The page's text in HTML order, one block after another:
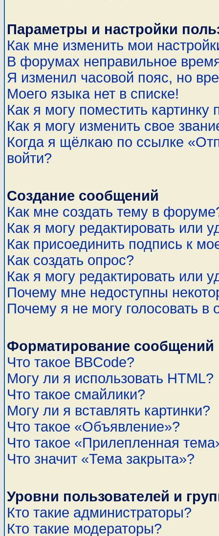
Параметры и настройки
Как мне изменить мои
В форумах неправильное
Я изменил часовой пояс, но
Моего языка нет в списке!
Как я могу поместить
Как я могу изменить свое
Когда я щёлкаю по ссылке
войти?
Создание сообщений
Как мне создать тему в
Как я могу редактировать или
Как присоединить подпись к
Как создать опрос?
Как я могу редактировать или
Почему мне недоступны
Почему я не могу голосовать в
Форматирование
Что такое BBCode?
Могу ли я использовать HTML?
Что такое смайлики?
Могу ли я вставлять картинки?
Что такое «Объявление»?
Что такое «Прилепленная
Что значит «Тема закрыта»?
Уровни пользователей и
Кто такие администраторы?
Кто такие модераторы?